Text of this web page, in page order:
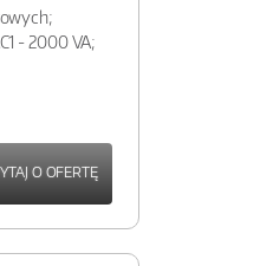
- 2000 VA;
O OFERTĘ